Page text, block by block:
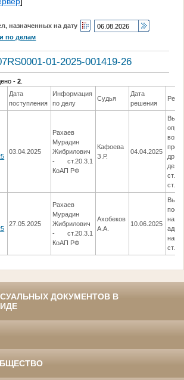
назначенных на дату
по делам
01-2025-001419-26
-2
Дата
поступления
Информация
по делу
Судья
Дата
решения
03.04.2025
Рахаев
Мурадин
Жибрилович
- ст.20.3.1
КоАП РФ
Кафоева
З.Р.
04.04.2025
др.
дела
27.05.2025
Рахаев
Мурадин
Жибрилович
- ст.20.3.1
КоАП РФ
Ахобеков
А.А.
10.06.2025
ДОКУМЕНТОВ В